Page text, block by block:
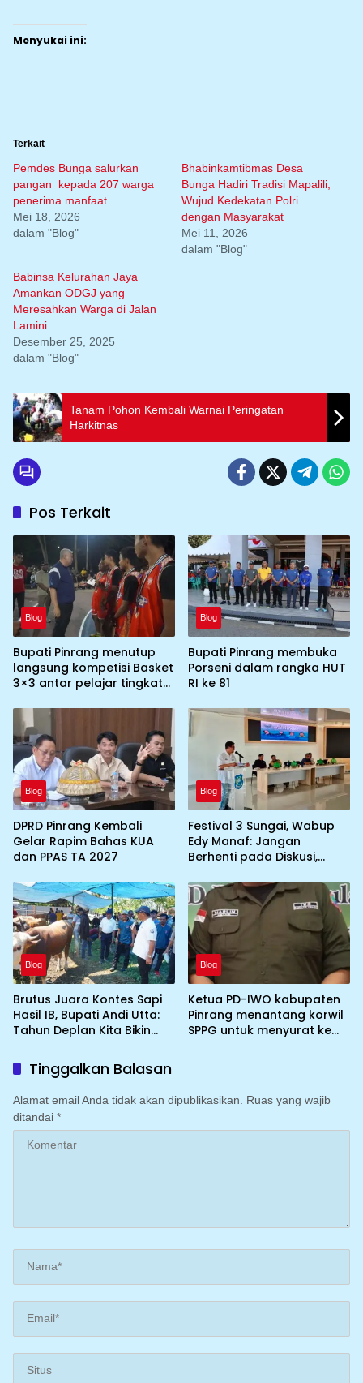
Menyukai ini:
Terkait
Pemdes Bunga salurkan
pangan kepada 207 warga
penerima manfaat
Mei 18, 2026
dalam "Blog"
Bhabinkamtibmas Desa
Bunga Hadiri Tradisi Mapalili,
Wujud Kedekatan Polri
dengan Masyarakat
Mei 11, 2026
dalam "Blog"
Babinsa Kelurahan Jaya
Amankan ODGJ yang
Meresahkan Warga di Jalan
Lamini
Desember 25, 2025
dalam "Blog"
Tanam Pohon Kembali Warnai Peringatan
Harkitnas
Pos Terkait
Blog
Bupati Pinrang menutup
langsung kompetisi Basket
3×3 antar pelajar tingkat
resmi
Blog
Bupati Pinrang membuka
Porseni dalam rangka HUT
RI ke 81
Blog
DPRD Pinrang Kembali
Gelar Rapim Bahas KUA
dan PPAS TA 2027
Blog
Festival 3 Sungai, Wabup
Edy Manaf: Jangan
Berhenti pada Diskusi,
Blog
Brutus Juara Kontes Sapi
Hasil IB, Bupati Andi Utta:
Tahun Deplan Kita Bikin
Blog
Ketua PD-IWO kabupaten
Pinrang menantang korwil
SPPG untuk menyurat ke
Tinggalkan Balasan
Alamat email Anda tidak akan dipublikasikan.
Ruas yang wajib
ditandai *